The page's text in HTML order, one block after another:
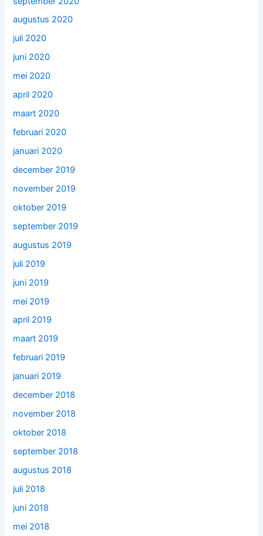
augustus 2020
juli 2020
juni 2020
mei 2020
april 2020
maart 2020
februari 2020
januari 2020
december 2019
november 2019
oktober 2019
september 2019
augustus 2019
juli 2019
juni 2019
mei 2019
april 2019
maart 2019
februari 2019
januari 2019
december 2018
november 2018
oktober 2018
september 2018
augustus 2018
juli 2018
juni 2018
mei 2018